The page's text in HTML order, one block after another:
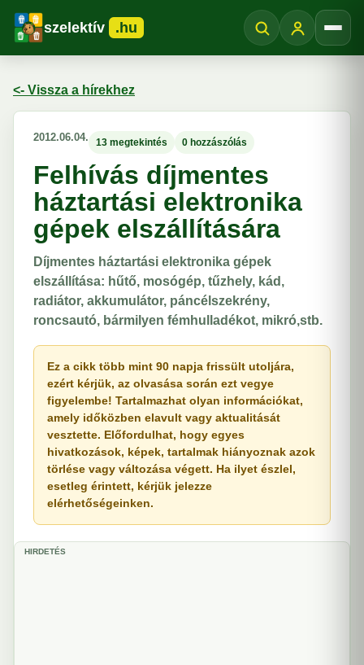
szelektív .hu
<- Vissza a hírekhez
2012.06.04. 13 megtekintés 0 hozzászólás
Felhívás díjmentes
háztartási elektronika
gépek elszállítására
Díjmentes háztartási elektronika gépek
elszállítása: hűtő, mosógép, tűzhely, kád,
radiátor, akkumulátor, páncélszekrény,
roncsautó, bármilyen fémhulladékot, mikró,stb.
Ez a cikk több mint 90 napja frissült utoljára,
ezért kérjük, az olvasása során ezt vegye
figyelembe! Tartalmazhat olyan információkat,
amely időközben elavult vagy aktualitását
vesztette. Előfordulhat, hogy egyes
hivatkozások, képek, tartalmak hiányoznak azok
törlése vagy változása végett. Ha ilyet észlel,
esetleg érintett, kérjük jelezze
elérhetőségeinken.
HIRDETÉS